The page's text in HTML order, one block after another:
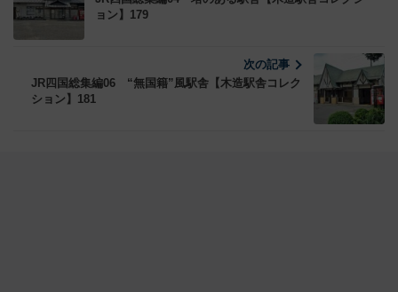
ョン】179
次の記事
JR四国総集編06 “無国籍”風駅舎【木造駅舎コレク
ション】181